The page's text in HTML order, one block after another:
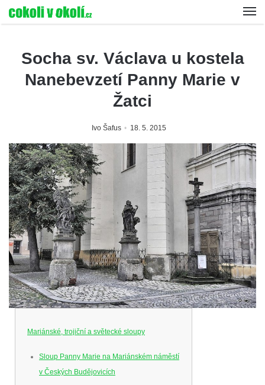
Socha sv. Václava u kostela
Nanebevzetí Panny Marie v
Žatci
Ivo Šafus 18. 5. 2015
Mariánské, trojiční a světecké sloupy
Sloup Panny Marie na Mariánském náměstí
v Českých Budějovicích